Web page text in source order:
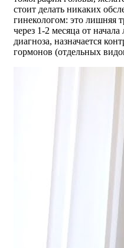
стоит делать никаких
гинекологом: это лишняя
через 1-2 месяца от
диагноза, назначается
гормонов (отдельных